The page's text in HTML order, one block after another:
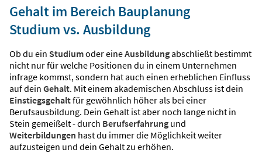
Gehalt im Bereich Bauplanung
Studium vs. Ausbildung
Ob du ein Studiumoder eineAusbildungabschließt bestimmt
nicht nur für welche Positionen du in einem Unternehmen
infrage kommst, sondern hat auch einen erheblichen Einfluss
auf dein Gehalt. Mit einem akademischen Abschluss ist dein
Einstiegsgehaltfür gewöhnlich höher als bei einer
Berufsausbildung. Dein Gehalt ist aber noch lange nicht in
Stein gemeißelt - durch Berufserfahrung und
Weiterbildungen hast du immer die Möglichkeit weiter
aufzusteigen und dein Gehalt zu erhöhen.